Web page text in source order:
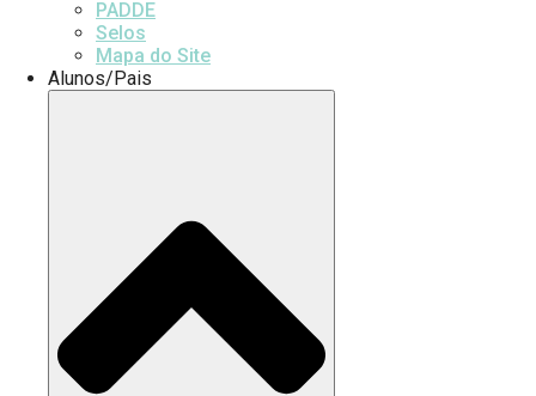
PADDE
Selos
Mapa do Site
Alunos/Pais